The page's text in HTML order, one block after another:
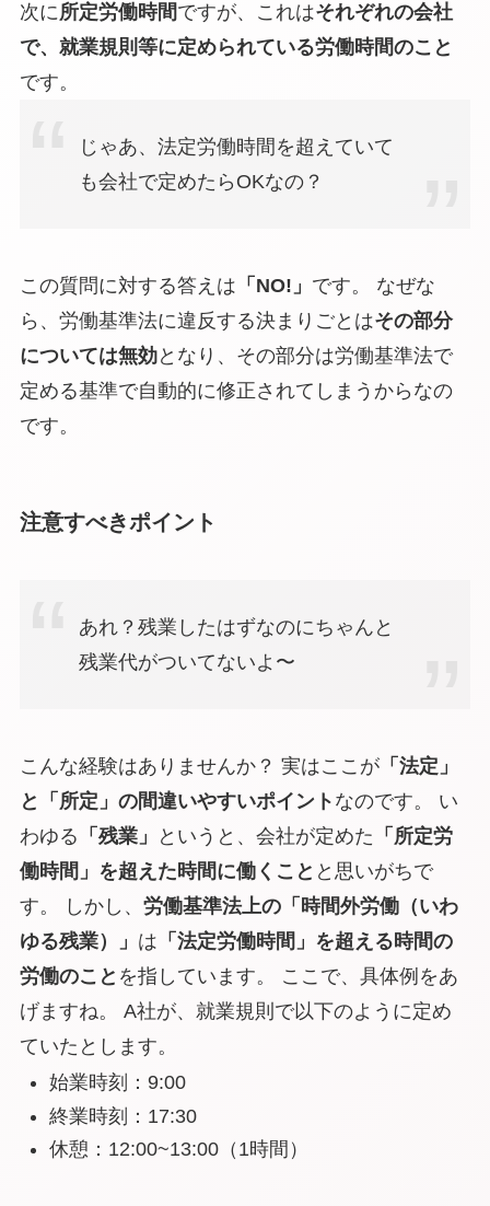
次に所定労働時間ですが、これはそれぞれの会社
で、就業規則等に定められている労働時間のこと
です。
じゃあ、法定労働時間を超えていて
も会社で定めたらOKなの？
この質問に対する答えは 「NO!」 です。 なぜな
ら、労働基準法に違反する決まりごとはその部分
については無効となり、その部分は労働基準法で
定める基準で自動的に修正されてしまうからなの
です。
注意すべきポイント
あれ？残業したはずなのにちゃんと
残業代がついてないよ〜
こんな経験はありませんか？ 実はここが「法定」
と「所定」の間違いやすいポイント なのです。 い
わゆる 「残業」 というと、会社が定めた 「所定労
働時間」を超えた時間に働くこと と思いがちで
す。 しかし、 労働基準法上の「時間外労働（いわ
ゆる残業）」 は 「法定労働時間」を超える時間の
労働のこと を指しています。 ここで、具体例をあ
げますね。 A社が、就業規則で以下のように定め
ていたとします。
始業時刻：9:00
終業時刻：17:30
休憩：12:00~13:00（1時間）